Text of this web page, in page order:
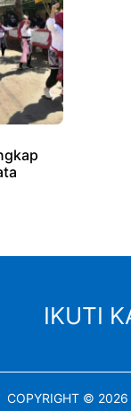
IKUTI
COPYRIGHT © 2026